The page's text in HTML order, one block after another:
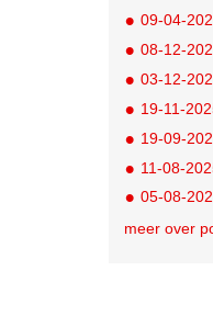
09-04-
08-12-
03-12-
19-11-
19-09-
11-08-
05-08-
meer over